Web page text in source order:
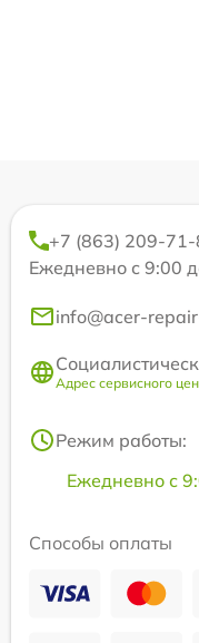
+7 (863) 209-
Ежедневно с 9:00
info@acer-
Адрес сервисного
Режим работы:
Ежедневно с
Способы оплаты